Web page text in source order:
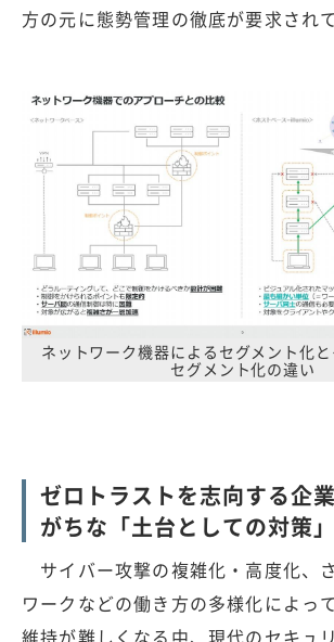
方の元に態勢管理の徹底が要求され
ネットワーク機器によるセグメント化
セグメント化の違い
ゼロトラストを志向する企
がちな「土台としての対策」
サイバー攻撃の複雑化・高度化、
ワークなどの働き方の多様化によっ
維持が難しくなる中、現代のセキュ